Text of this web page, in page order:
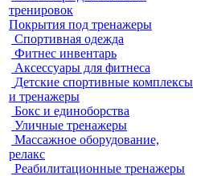
тренировок
Покрытия под тренажеры
Спортивная одежда
Фитнес инвентарь
Аксессуары для фитнеса
Детские спортивные комплексы
и тренажеры
Бокс и единоборства
Уличные тренажеры
Массажное оборудование,
релакс
Реабилитационные тренажеры